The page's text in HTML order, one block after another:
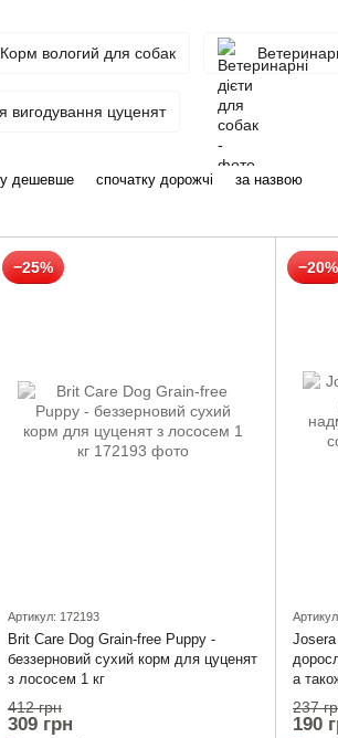
Корм вологий для собак
вигодування цуценят
дешевше спочатку дорожчі за назвою
−25%
Артикул: 172193
Brit Care Dog Grain-free Puppy -
беззерновий сухий корм для цуценят
з лососем 1 кг
412 грн
309 грн
−20%
а
г
237
190